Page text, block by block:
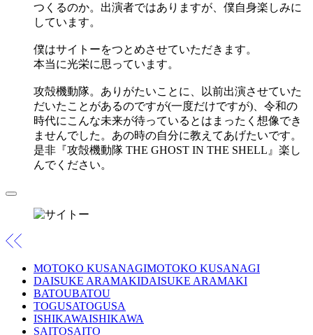
つくるのか。出演者ではありますが、僕自身楽しみに
しています。
僕はサイトーをつとめさせていただきます。
本当に光栄に思っています。
攻殻機動隊。ありがたいことに、以前出演させていた
だいたことがあるのですが(一度だけですが)、令和の
時代にこんな未来が待っているとはまったく想像でき
ませんでした。あの時の自分に教えてあげたいです。
是非『攻殻機動隊 THE GHOST IN THE SHELL』楽し
んでください。
MOTOKO KUSANAGIMOTOKO KUSANAGI
DAISUKE ARAMAKIDAISUKE ARAMAKI
BATOUBATOU
TOGUSATOGUSA
ISHIKAWAISHIKAWA
SAITOSAITO